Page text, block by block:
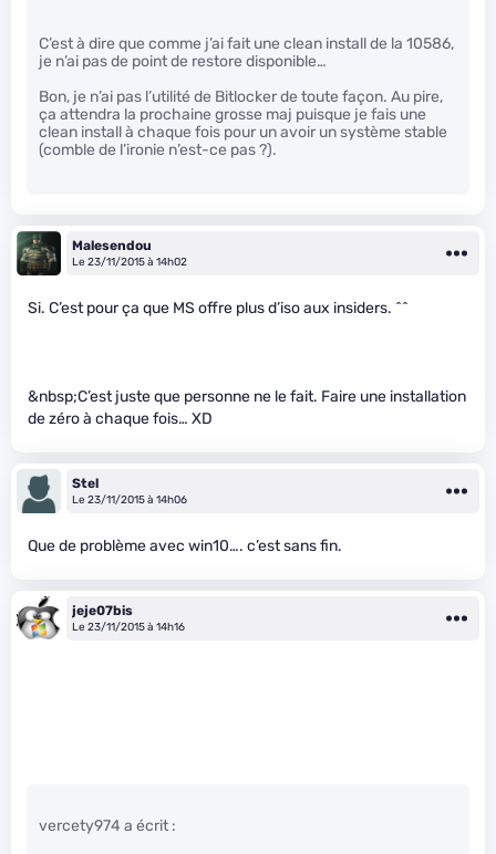
C’est à dire que comme j’ai fait une clean install de la 10586,
je n’ai pas de point de restore disponible…
Bon, je n’ai pas l’utilité de Bitlocker de toute façon. Au pire,
ça attendra la prochaine grosse maj puisque je fais une
clean install à chaque fois pour un avoir un système stable
(comble de l’ironie n’est-ce pas ?).
Malesendou
Le 23/11/2015 à 14h02
Si. C’est pour ça que MS offre plus d’iso aux insiders. ^^
&nbsp;C’est juste que personne ne le fait. Faire une installation
de zéro à chaque fois… XD
Stel
Le 23/11/2015 à 14h06
Que de problème avec win10…. c’est sans fin.
jeje07bis
Le 23/11/2015 à 14h16
vercety974 a écrit :